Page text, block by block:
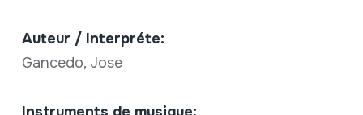
Auteur / Interpréte:
Gancedo, Jose